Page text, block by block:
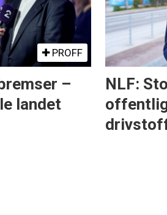
PROFF
–
landet
NLF: